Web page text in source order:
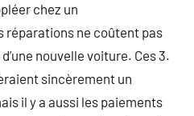
chez un
réparations ne coûtent pas
nouvelle voiture. Ces 3.
sincèrement un
il y a aussi les paiements